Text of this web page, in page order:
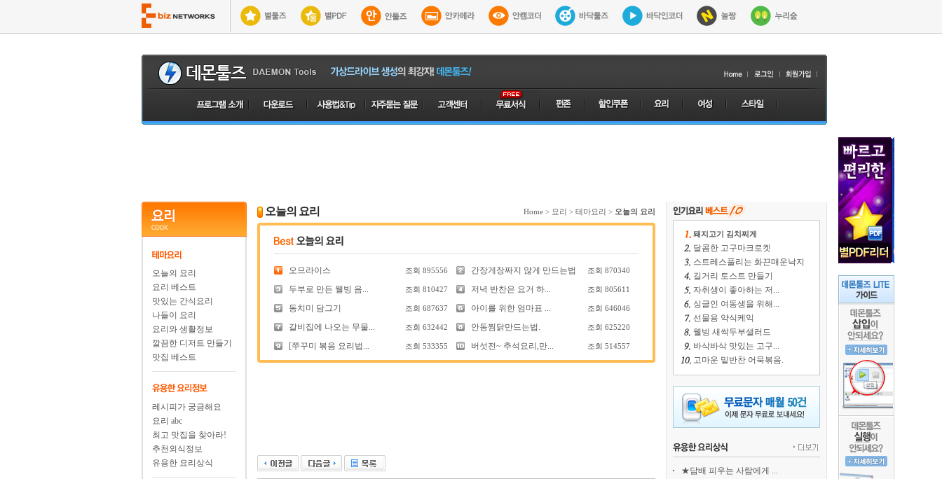
오늘의 요리
요리 베스트
맛있는 간식요리
나들이 요리
요리와 생활정보
깔끔한 디저트 만들기
맛집 베스트
레시피가 궁금해요
요리 abc
최고 맛집을 찾아라!
추천외식정보
유용한 요리상식
오늘의 요리 Home > 요리 > 테마요리 > 오늘의 요리
오므라이스 조회 895556 간장게장짜지 않게 만드는법 조회 870340
두부로 만든 웰빙 음... 조회 810427 저녁 반찬은 요거 하... 조회 805611
동치미 담그기 조회 687637 아이를 위한 엄마표 ... 조회 646046
갈비집에 나오는 무물... 조회 632442 안동찜닭만드는법. 조회 625220
[쭈꾸미 볶음 요리법... 조회 533355 버섯전~ 추석요리,만... 조회 514557
돼지고기 김치찌게
달콤한 고구마크로켓
스트레스풀리는 화끈매운낙지
길거리 토스트 만들기
자취생이 좋아하는 저...
싱글인 여동생을 위해...
선물용 약식케익
웰빙 새싹두부샐러드
바삭바삭 맛있는 고구...
고마운 밑반찬 어묵볶음.
★담배 피우는 사람에게 ...